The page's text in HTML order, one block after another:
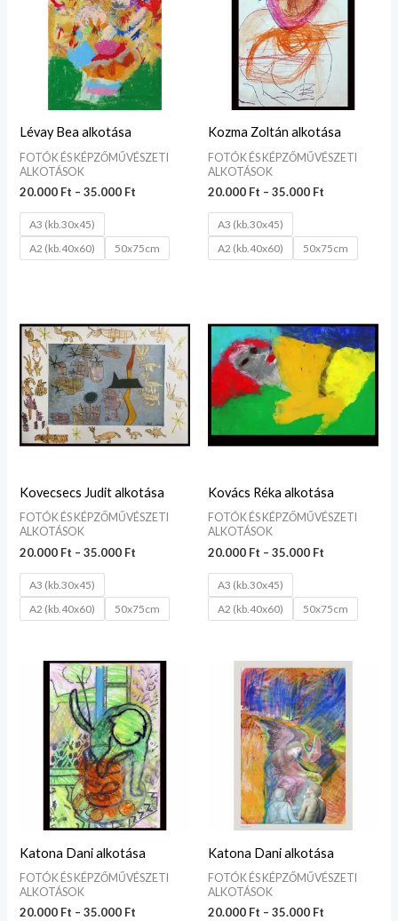
Lévay Bea alkotása
FOTÓK ÉS KÉPZŐMŰVÉSZETI
ALKOTÁSOK
20.000 Ft – 35.000 Ft
A3 (kb.30x45)
A2 (kb.40x60)
50x75cm
Kozma Zoltán alkotása
FOTÓK ÉS KÉPZŐMŰVÉSZETI
ALKOTÁSOK
20.000 Ft – 35.000 Ft
A3 (kb.30x45)
A2 (kb.40x60)
50x75cm
Kovecsecs Judit alkotása
FOTÓK ÉS KÉPZŐMŰVÉSZETI
ALKOTÁSOK
20.000 Ft – 35.000 Ft
20.000 Ft
-
35.000 Ft
A3 (kb.30x45)
A2 (kb.40x60)
50x75cm
Kovács Réka alkotása
FOTÓK ÉS KÉPZŐMŰVÉSZETI
ALKOTÁSOK
20.000 Ft – 35.000 Ft
20.000 Ft
-
35.000 Ft
A3 (kb.30x45)
A2 (kb.40x60)
50x75cm
Katona Dani alkotása
FOTÓK ÉS KÉPZŐMŰVÉSZETI
ALKOTÁSOK
20.000 Ft – 35.000 Ft
Ártartomány:
20.000 Ft
-
35.000 Ft
Katona Dani alkotása
FOTÓK ÉS KÉPZŐMŰVÉSZETI
ALKOTÁSOK
20.000 Ft – 35.000 Ft
Ártartomány:
20.000 Ft
-
35.000 Ft